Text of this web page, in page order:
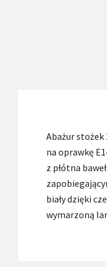
Abażur stożek
na oprawkę
z płótna
biały dzięki
wymarzoną